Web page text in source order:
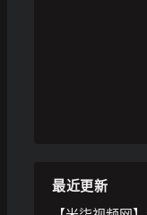
最近更新